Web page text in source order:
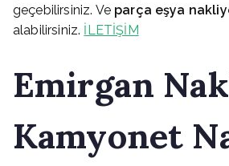
geçebilirsiniz. Ve parça eşya
alabilirsiniz. İLETİŞİM
Emirgan
Kamyonet